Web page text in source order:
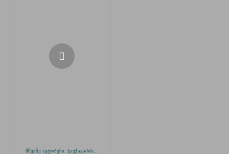
მწვანე ავტობუსი, ჭავჭავაძის...